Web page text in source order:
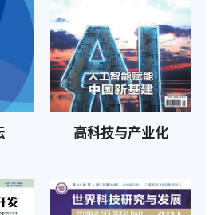
高科技与产业化